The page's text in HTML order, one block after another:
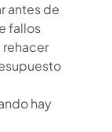
antes de
fallos
hay